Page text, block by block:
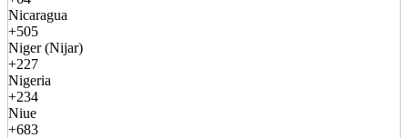
Nicaragua
+505
Niger (Nijar)
+227
Nigeria
+234
Niue
+683